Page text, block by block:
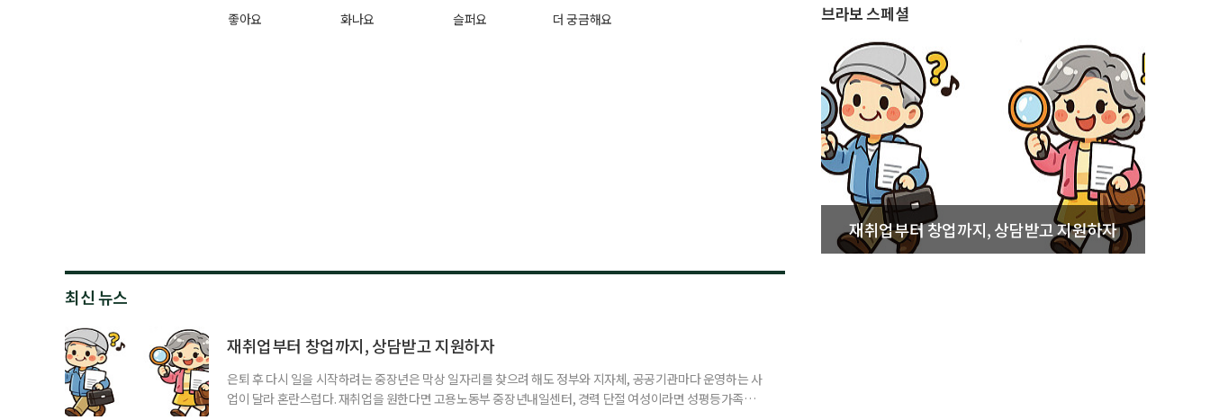
좋아요 화나요 슬퍼요 더 궁금해요
최신 뉴스
재취업부터 창업까지, 상담받고 지원하자
은퇴 후 다시 일을 시작하려는 중장년은 막상 일자리를 찾으려 해도 정부와 지자체, 공공기관마다 운영하는 사
업이 달라 혼란스럽다. 재취업을 원한다면 고용노동부 중장년내일센터, 경력 단절 여성이라면 성평등가족부
브라보 스페셜
재취업부터 창업까지, 상담받고 지원하자